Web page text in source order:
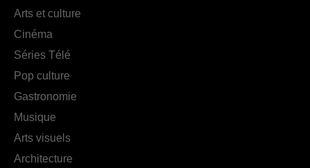
Arts et culture
Cinéma
Séries Télé
Pop culture
Gastronomie
Musique
Arts visuels
Architecture